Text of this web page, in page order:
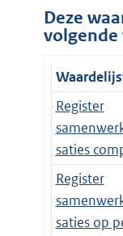
Deze
Register
saties
Register
saties op